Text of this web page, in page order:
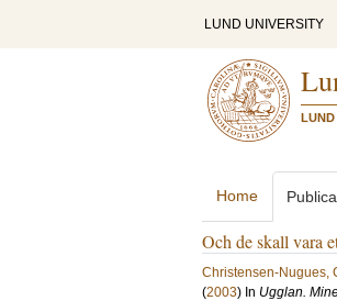
LUND UNIVERSITY
LUND
Home
Och de skall vara
Christensen-Nugues,
(2003) In Ugglan.